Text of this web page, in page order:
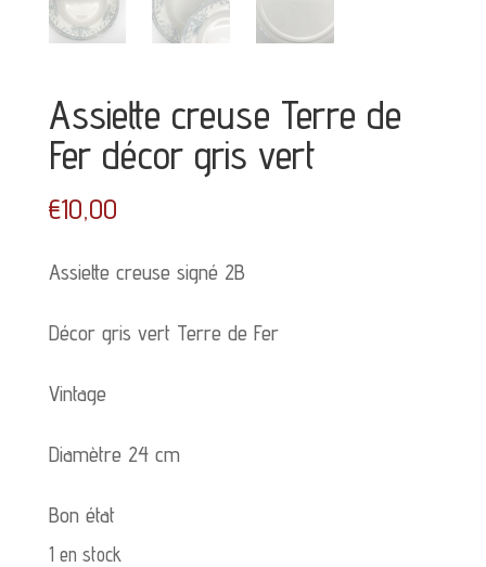
Assiette creuse Terre de
Fer décor gris vert
€10,00
Assiette creuse signé 2B
Décor gris vert Terre de Fer
Vintage
Diamètre 24 cm
Bon état
1 en stock